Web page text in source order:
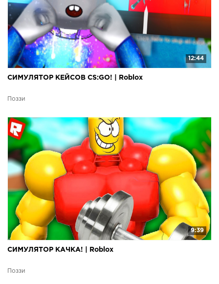
12:44
СИМУЛЯТОР КЕЙСОВ CS:GO! | Roblox
Поззи
9:39
СИМУЛЯТОР КАЧКА! | Roblox
Поззи